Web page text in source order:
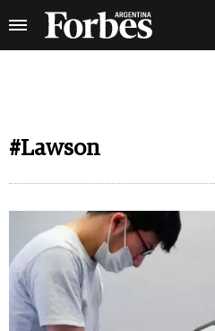
#Lawson